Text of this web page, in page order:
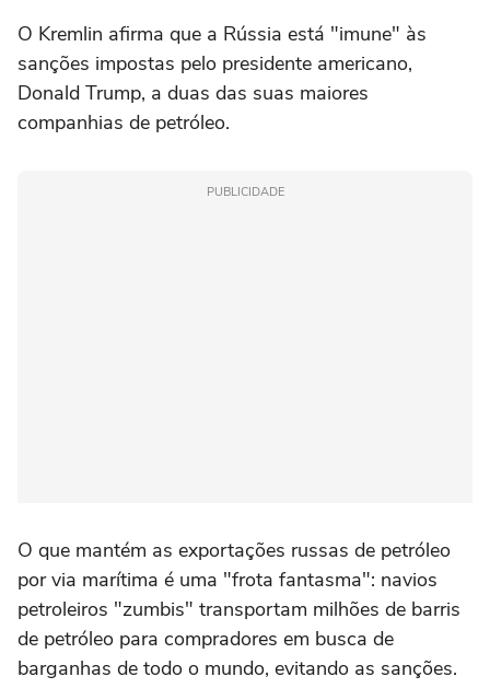
O Kremlin afirma que a Rússia está "imune" às
sanções impostas pelo presidente americano,
Donald Trump, a duas das suas maiores
companhias de petróleo.
PUBLICIDADE
O que mantém as exportações russas de petróleo
por via marítima é uma "frota fantasma": navios
petroleiros "zumbis" transportam milhões de barris
de petróleo para compradores em busca de
barganhas de todo o mundo, evitando as sanções.